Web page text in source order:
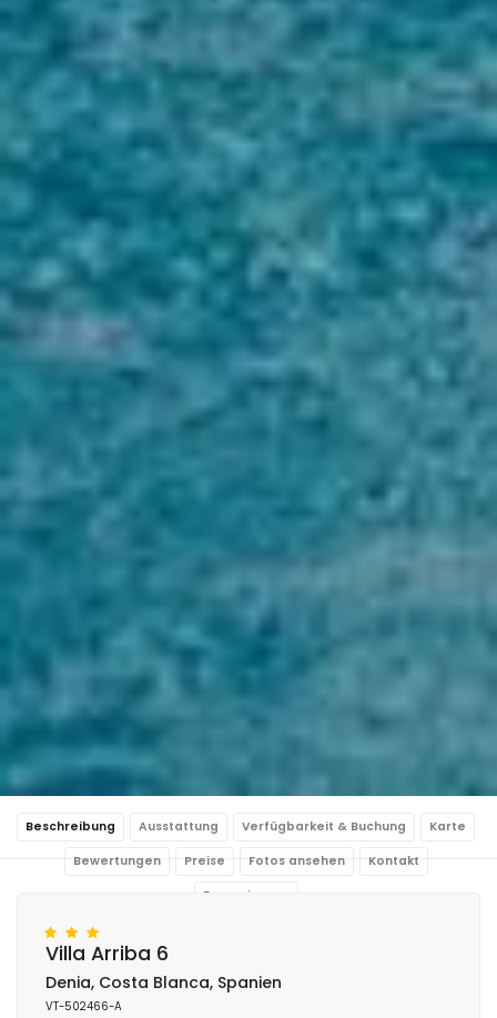
Beschreibung Ausstattung Verfügbarkeit & Buchung Karte
Bewertungen Preise Fotos ansehen Kontakt
Reservierung
Villa Arriba 6
Denia, Costa Blanca, Spanien
VT-502466-A